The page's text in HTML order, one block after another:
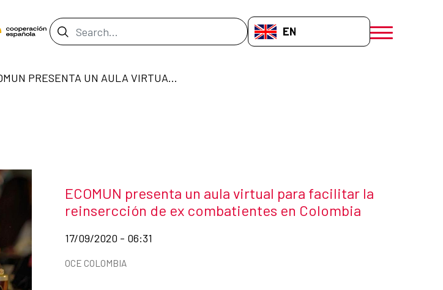
Search Bar EN-GB
menú móvil
ECOMUN PRESENTA UN AULA VIRTUAL PARA FACILITAR LA REINSERCCIÓN DE EX COMBATIENTES EN COLOMBIA
News title
ECOMUN presenta un aula virtual para facilitar la
reinsercción de ex combatientes en Colombia
Date of publication of the news item
17/09/2020 - 06:31
News categories
OCE COLOMBIA